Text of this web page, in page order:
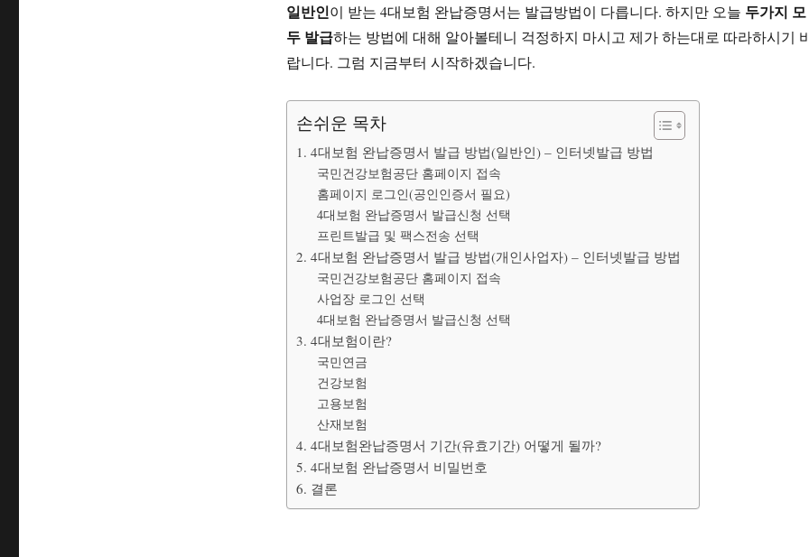
일반인이 받는 4대보험 완납증명서는 발급방법이 다릅니다. 하지만 오늘 두가지 모
두 발급하는 방법에 대해 알아볼테니 걱정하지 마시고 제가 하는대로 따라하시기
랍니다. 그럼 지금부터 시작하겠습니다.
손쉬운 목차
1. 4대보험 완납증명서 발급 방법(일반인) – 인터넷발급 방법
국민건강보험공단 홈페이지 접속
홈페이지 로그인(공인인증서 필요)
4대보험 완납증명서 발급신청 선택
프린트발급 및 팩스전송 선택
2. 4대보험 완납증명서 발급 방법(개인사업자) – 인터넷발급 방법
국민건강보험공단 홈페이지 접속
사업장 로그인 선택
4대보험 완납증명서 발급신청 선택
3. 4대보험이란?
국민연금
건강보험
고용보험
산재보험
4. 4대보험완납증명서 기간(유효기간) 어떻게 될까?
5. 4대보험 완납증명서 비밀번호
6. 결론